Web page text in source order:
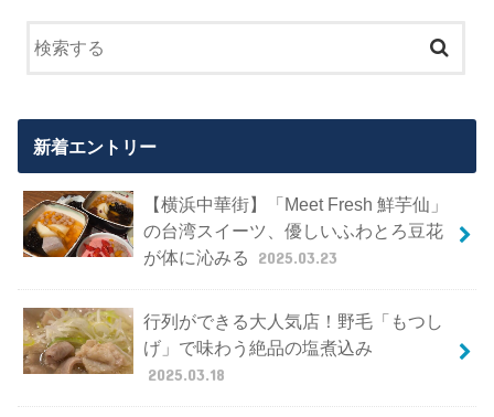
新着エントリー
【横浜中華街】「Meet Fresh 鮮芋仙」
の台湾スイーツ、優しいふわとろ豆花
が体に沁みる
2025.03.23
行列ができる大人気店！野毛「もつし
げ」で味わう絶品の塩煮込み
2025.03.18